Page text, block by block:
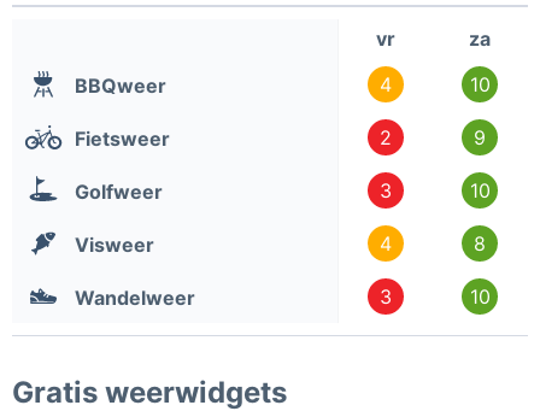
vr
za
BBQweer
4 10
Fietsweer 2 9
Golfweer 3 10
Visweer 4 8
Wandelweer 3 10
Gratis weerwidgets